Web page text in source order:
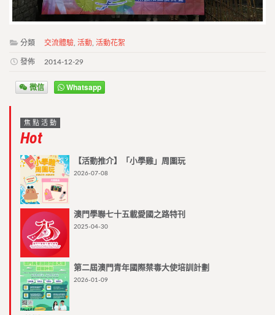
分類 交流體驗 活動 活動花絮
發佈 2014-12-29
微信 Whatsapp
焦點活動
Hot
【活動推介】「小學雞」周圍玩
2026-07-08
澳門學聯七十五載愛國之路特刊
2025-04-30
第二屆澳門青年國際禁毒大使培訓計劃
2026-01-09